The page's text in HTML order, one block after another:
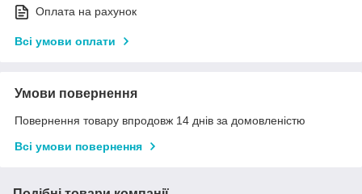
Оплата на рахунок
Всі умови оплати
Умови повернення
Повернення товару впродовж 14 днів за домовленістю
Всі умови повернення